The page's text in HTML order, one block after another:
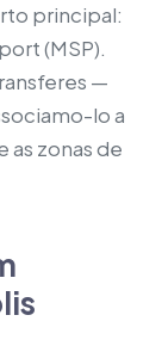
principal:
(MSP).
—
lo a
zonas de